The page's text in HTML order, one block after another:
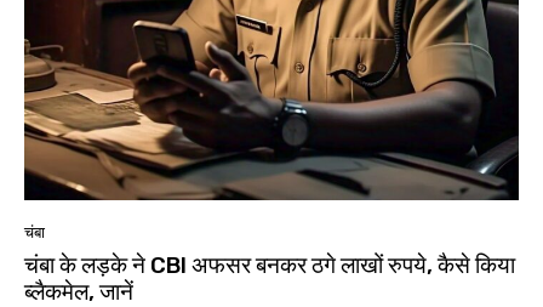
चंबा
चंबा के लड़के ने CBI अफसर बनकर ठगे लाखों रुपये, कैसे किया
ब्लैकमेल, जानें